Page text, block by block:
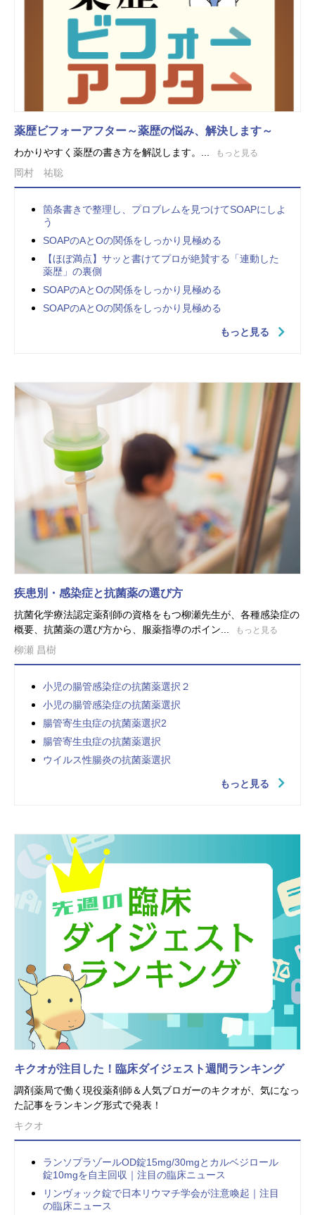
薬歴ビフォーアフター～薬歴の悩み、解決します～
わかりやすく薬歴の書き方を解説します。... もっと見る
岡村 祐聡
箇条書きで整理し、プロブレムを見つけてSOAPにしよ
う
SOAPのAとOの関係をしっかり見極める
【ほぼ満点】サッと書けてプロが絶賛する「連動した
薬歴」の裏側
SOAPのAとOの関係をしっかり見極める
SOAPのAとOの関係をしっかり見極める
もっと見る
疾患別・感染症と抗菌薬の選び方
抗菌化学療法認定薬剤師の資格をもつ柳瀬先生が、各種感染症の
概要、抗菌薬の選び方から、服薬指導のポイン...
もっと見る
柳瀬 昌樹
小児の腸管感染症の抗菌薬選択２
小児の腸管感染症の抗菌薬選択
腸管寄生虫症の抗菌薬選択2
腸管寄生虫症の抗菌薬選択
ウイルス性腸炎の抗菌薬選択
もっと見る
キクオが注目した！臨床ダイジェスト週間ランキング
調剤薬局で働く現役薬剤師＆人気ブロガーのキクオが、気になっ
た記事をランキング形式で発表！
キクオ
ランソプラゾールOD錠15mg/30mgとカルベジロール
錠10mgを自主回収｜注目の臨床ニュース
リンヴォック錠で日本リウマチ学会が注意喚起｜注目
の臨床ニュース